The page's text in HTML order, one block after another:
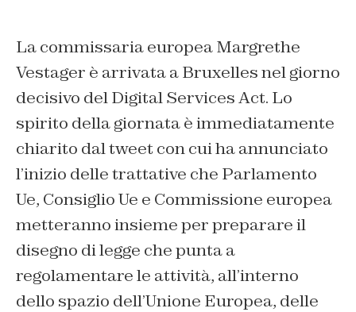
La commissaria europea Margrethe
Vestager è arrivata a Bruxelles nel giorno
decisivo del Digital Services Act. Lo
spirito della giornata è immediatamente
chiarito dal tweet con cui ha annunciato
l’inizio delle trattative che Parlamento
Ue, Consiglio Ue e Commissione europea
metteranno insieme per preparare il
disegno di legge che punta a
regolamentare le attività, all’interno
dello spazio dell’Unione Europea, delle